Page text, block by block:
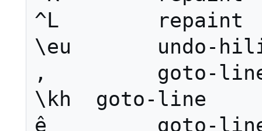
^L        repaint
\eu       undo-
,         goto-
\kh  goto-line
ê         goto-